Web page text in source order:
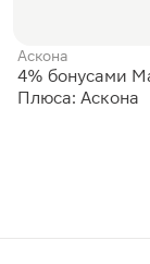
Аскона
4% бонусами
Плюса: Аскона